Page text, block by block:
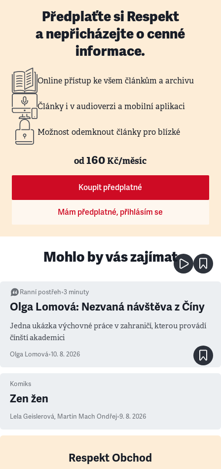
Předplaťte si Respekt
a nepřicházejte o cenné
informace.
Online přístup ke všem článkům a archivu
Články i v audioverzi a mobilní aplikaci
Možnost odemknout články pro blízké
od160Kč/měsíc
Koupit předplatné
Mám předplatné, přihlásím se
Mohlo by vás zajímat
Ranní postřeh•3 minuty
Olga Lomová: Nezvaná návštěva z Číny
Jedna ukázka výchovné práce v zahraničí, kterou provádí
čínští akademici
Olga Lomová•10. 8. 2026
Komiks
Zen žen
Lela Geislerová, Martin Mach Ondřej•9. 8. 2026
Respekt Obchod